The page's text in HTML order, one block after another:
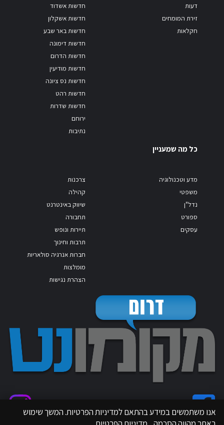
דעות
זירת המומחים
חקלאות
חדשות אשדוד
חדשות אשקלון
חדשות באר שבע
חדשות דימונה
חדשות הדרום
חדשות מודיעין
חדשות נס ציונה
חדשות רהט
חדשות שדרות
ירוחם
נתיבות
כל מה שמעניין
מדע וטכנולוגיה
משפטי
נדל"ן
ספורט
עסקים
צרכנות
קהילה
שיווק באינטרנט
תחבורה
תיירות ונופש
תרבות וחינוך
חברות אנרגיה סולאריות
מומלצות
הצהרת נגישות
אנו משתמשים במידע בהתאם למדיניות הפרטיות. המשך שימוש